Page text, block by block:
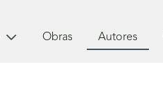
Obras Autores